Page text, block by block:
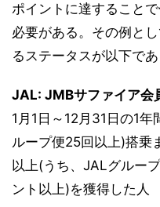
ポイントに達すること
必要がある。その例と
るステータスが以下であ
JAL: JMBサファイア会
1月1日～12月31日の1
ループ便25回以上)搭乗
以上(うち、JALグルー
ント以上)を獲得した人